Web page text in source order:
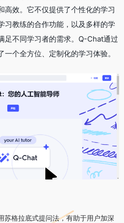
高效。它不仅提供了个性化的学习
习教练的合作功能，以及多样的学
足不同学习者的需求。Q-Chat通过
个全方位、定制化的学习体验。
苏格拉底式提问法，有助于用户加深